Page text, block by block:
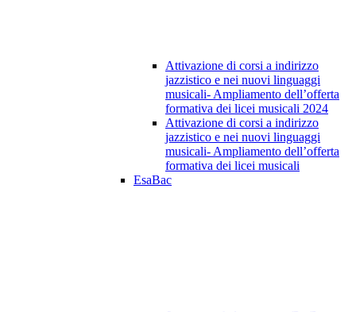
Attivazione di corsi a indirizzo
jazzistico e nei nuovi linguaggi
musicali- Ampliamento dell’offerta
formativa dei licei musicali 2024
Attivazione di corsi a indirizzo
jazzistico e nei nuovi linguaggi
musicali- Ampliamento dell’offerta
formativa dei licei musicali
EsaBac